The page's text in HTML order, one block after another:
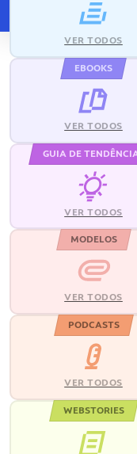
VER TODOS
EBOOKS
VER TODOS
GUIA DE
VER TODOS
MODELOS
VER TODOS
PODCASTS
VER TODOS
WEBSTORIES